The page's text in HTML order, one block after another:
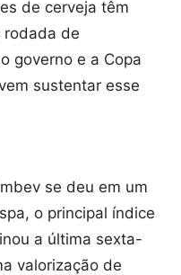
de cerveja têm
rodada de
governo e a Copa
sustentar esse
se deu em um
o principal índice
a última sexta-
valorização de